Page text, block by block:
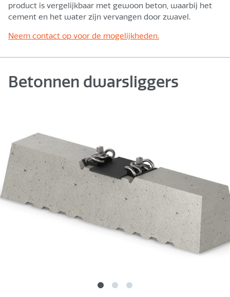
product is vergelijkbaar met gewoon beton, waarbij het
cement en het water zijn vervangen door zwavel.
Neem contact op voor de mogelijkheden.
Betonnen dwarsliggers